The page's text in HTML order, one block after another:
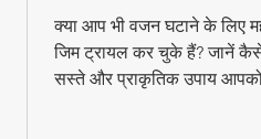
क्या आप भी वजन घटाने के लिए
जिम ट्रायल कर चुके हैं? जानें
सस्ते और प्राकृतिक उपाय आपको